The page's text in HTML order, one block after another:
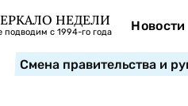
НЕДЕЛИ
подводим с 1994-го года Новости
Смена правительства и